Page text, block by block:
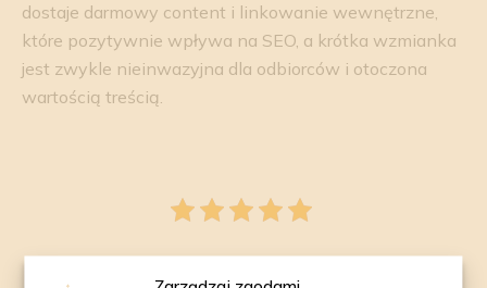
dostaje darmowy content i linkowanie wewnętrzne,
które pozytywnie wpływa na SEO, a krótka wzmianka
jest zwykle nieinwazyjna dla odbiorców i otoczona
wartością treścią.